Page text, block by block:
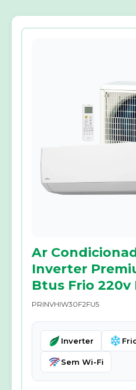
Ar
Inverter
Btus Frio 220v
PRINVHIW30F2FU5
Inverter
Sem Wi-Fi